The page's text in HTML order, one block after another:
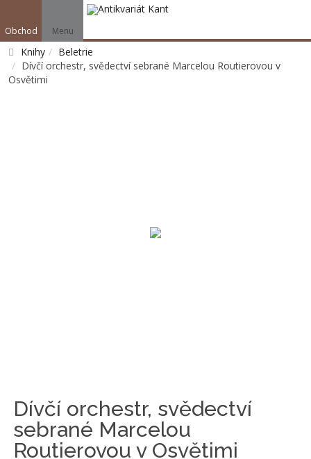
Obchod Menu
Knihy
Beletrie
Dívčí orchestr, svědectví sebrané Marcelou Routierovou v
Osvětimi
Dívčí orchestr, svědectví
sebrané Marcelou
Routierovou v Osvětimi